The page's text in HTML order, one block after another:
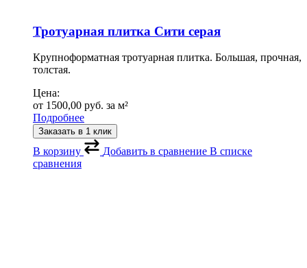
Тротуарная плитка Сити cерая
Крупноформатная тротуарная плитка. Большая, прочная,
толстая.
Цена:
от 1500,00 руб. за м²
Подробнее
Заказать в 1 клик
В корзину Добавить в сравнение В списке
сравнения